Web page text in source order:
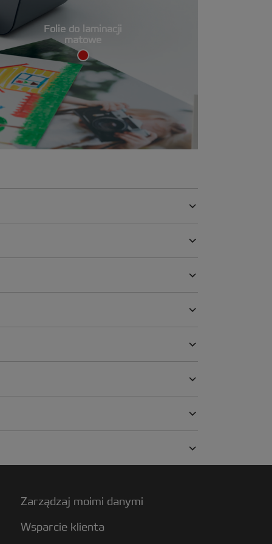
Folie do laminacji
matowe
Zarządzaj moimi danymi
Wsparcie klienta